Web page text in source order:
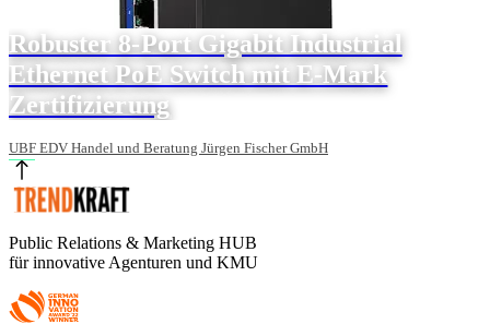
Robuster 8-Port Gigabit Industrial
Ethernet PoE Switch mit E-Mark
Zertifizierung
UBF EDV Handel und Beratung Jürgen Fischer GmbH
Public Relations & Marketing HUB
für innovative Agenturen und KMU